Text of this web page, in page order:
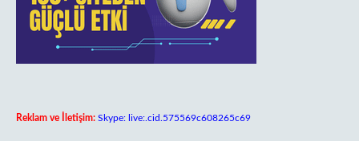
Reklam ve İletişim: Skype: live:.cid.575569c608265c69